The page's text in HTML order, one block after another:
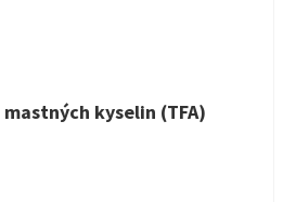
kyselin (TFA)